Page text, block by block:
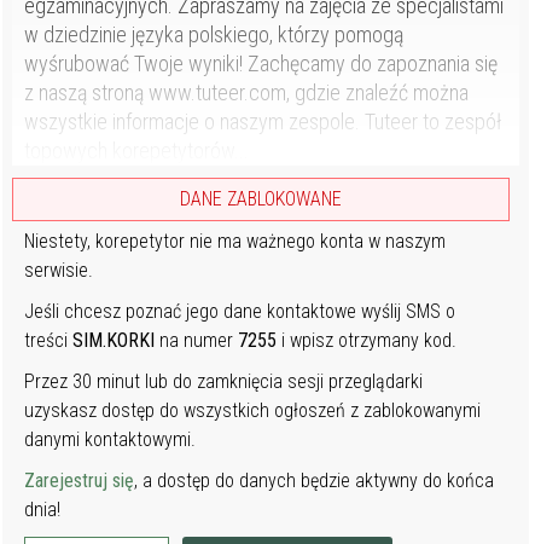
egzaminacyjnych. Zapraszamy na zajęcia ze specjalistami
w dziedzinie języka polskiego, którzy pomogą
wyśrubować Twoje wyniki! Zachęcamy do zapoznania się
z naszą stroną www.tuteer.com, gdzie znaleźć można
wszystkie informacje o naszym zespole. Tuteer to zespół
DANE ZABLOKOWANE
Niestety, korepetytor nie ma ważnego konta w naszym
serwisie.
Jeśli chcesz poznać jego dane kontaktowe wyślij SMS o
treściSIM.KORKI na numer 7255 i wpisz otrzymany kod.
Przez 30 minut lub do zamknięcia sesji przeglądarki
uzyskasz dostęp do wszystkich ogłoszeń z zablokowanymi
danymi kontaktowymi.
Zarejestruj się, a dostęp do danych będzie aktywny do końca
dnia!